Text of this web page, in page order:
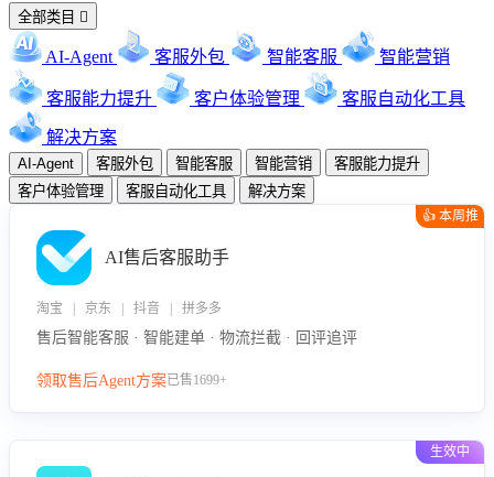
全部类目 
AI-Agent 客服外包 智能客服 智能营销
客服能力提升 客户体验管理 客服自动化工具
解决方案
AI-Agent 客服外包 智能客服 智能营销
客服能力提升
客户体验管理
客服自动化工具 解决方案
👍 本周推
AI售后客服助手
淘宝 | 京东 | 抖音 | 拼多多
售后智能客服 · 智能建单 · 物流拦截 · 回评追评
领取售后Agent方案已售1699+
生效中